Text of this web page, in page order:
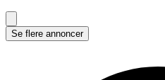
Se flere annoncer